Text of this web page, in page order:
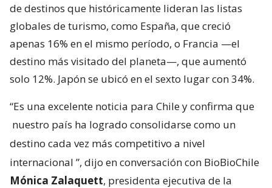
de destinos que históricamente lideran las listas
globales de turismo, como España, que creció
apenas 16% en el mismo período, o Francia —el
destino más visitado del planeta—, que aumentó
solo 12%. Japón se ubicó en el sexto lugar con 34%.
“Es una excelente noticia para Chile y confirma que
nuestro país ha logrado consolidarse como un
destino cada vez más competitivo a nivel
internacional ”, dijo en conversación con BioBioChile
Mónica Zalaquett, presidenta ejecutiva de la